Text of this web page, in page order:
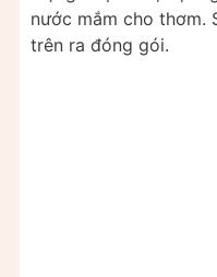
nước mắm cho thơm.
trên ra đóng gói.